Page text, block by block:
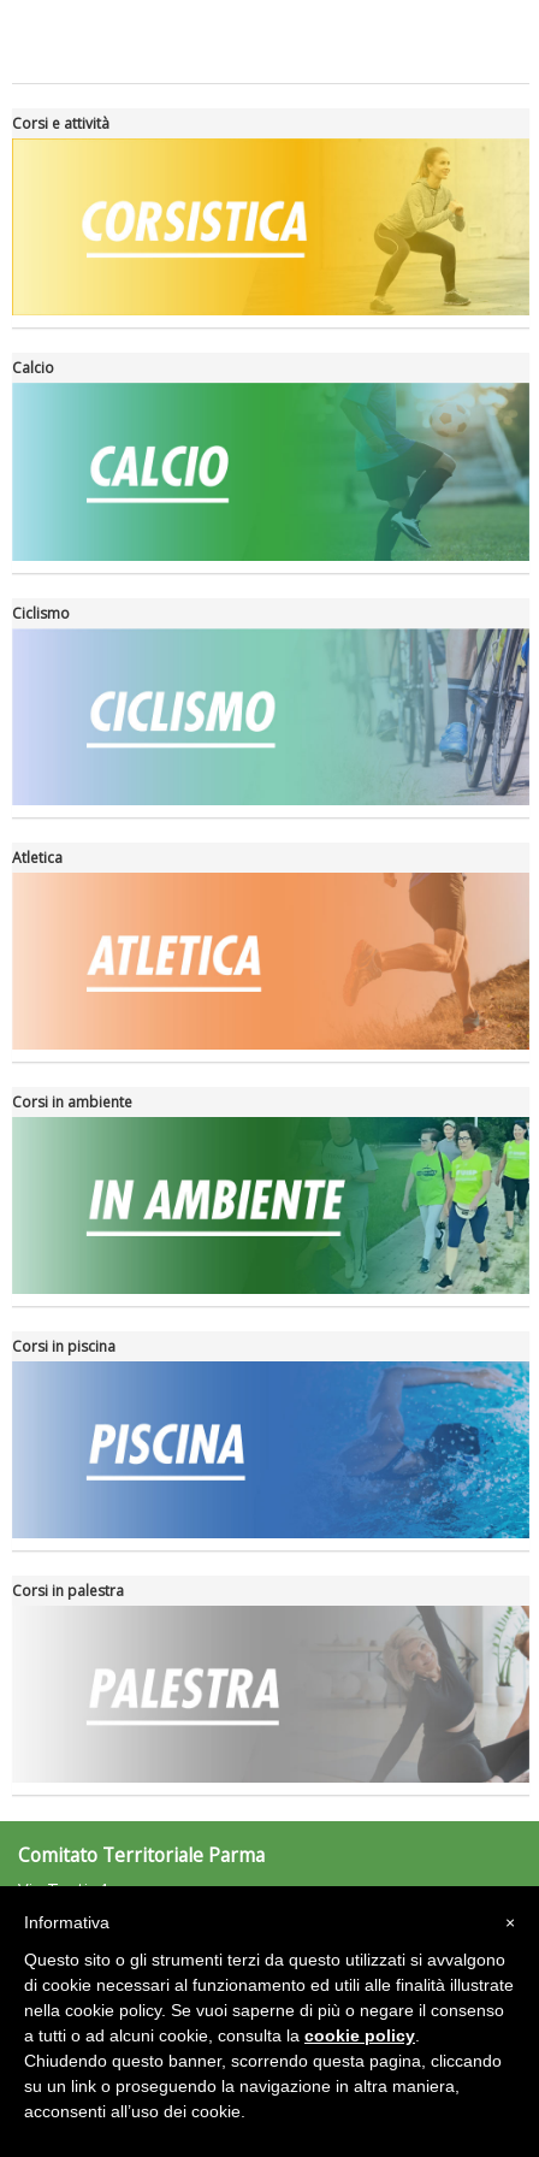
Tiziano Pesce a Radio InBlu2000 traccia il bilancio della stagione
Ddl Lobby, Uisp: “Il Parlamento valorizzi le nostre specificità"
La formazione Uisp rallenta ma prosegue anche in estate
Tiziano Pesce nel Cda di Fondazione Terzjus: prima riunione a
Roma
Corsi e attività
Calcio
Ciclismo
Atletica
Corsi in ambiente
Corsi in piscina
Corsi in palestra
Comitato Territoriale Parma
Via Testi, 4
43100 Parma (PR)
e-mail:parma@uisp.it
Area Riservata 2.0
×
Informativa
Questo sito o gli strumenti terzi da questo utilizzati si avvalgono
di cookie necessari al funzionamento ed utili alle finalità illustrate
nella cookie policy. Se vuoi saperne di più o negare il consenso
a tutti o ad alcuni cookie, consulta la cookie policy
Chiudendo questo banner, scorrendo questa pagina, cliccando
su un link o proseguendo la navigazione in altra maniera,
acconsenti all’uso dei cookie.